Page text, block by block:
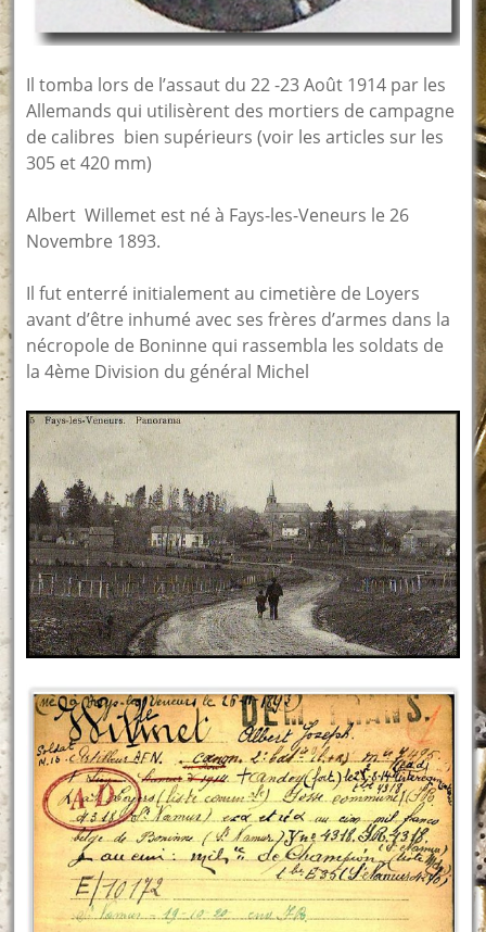
Il tomba lors de l’assaut du 22 -23 Août 1914 par les
Allemands qui utilisèrent des mortiers de campagne
de calibres bien supérieurs (voir les articles sur les
305 et 420 mm)
Albert Willemet est né à Fays-les-Veneurs le 26
Novembre 1893.
Il fut enterré initialement au cimetière de Loyers
avant d’être inhumé avec ses frères d’armes dans la
nécropole de Boninne qui rassembla les soldats de
la 4ème Division du général Michel